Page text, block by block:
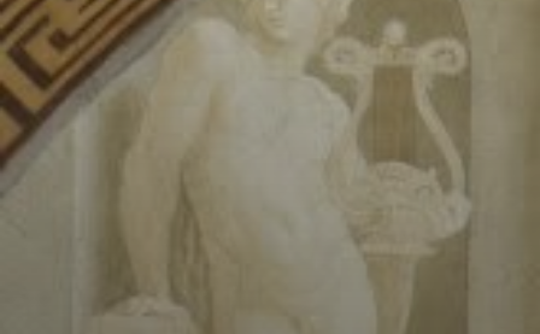
Un chef-d'œuvre
de Raphaël, peint
entre 1510 et 1511.